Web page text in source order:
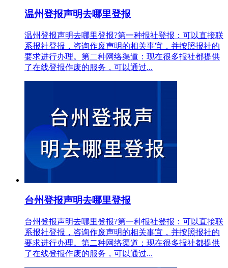
温州登报声明去哪里登报
温州登报声明去哪里登报?第一种报社登报：可以直接联
系报社登报，咨询作废声明的相关事宜，并按照报社的
要求进行办理。第二种网络渠道：现在很多报社都提供
了在线登报作废的服务，可以通过...
台州登报声明去哪里登报
台州登报声明去哪里登报?第一种报社登报：可以直接联
系报社登报，咨询作废声明的相关事宜，并按照报社的
要求进行办理。第二种网络渠道：现在很多报社都提供
了在线登报作废的服务，可以通过...